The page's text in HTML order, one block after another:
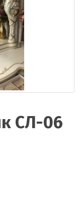
СЛ-06